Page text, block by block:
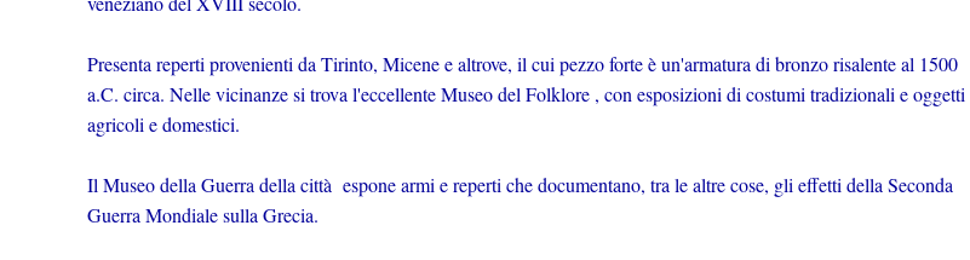
Presenta reperti provenienti da Tirinto, Micene e altrove, il cui pezzo forte è un'armatura di bronzo risalente al 1500
a.C. circa. Nelle vicinanze si trova l'eccellente Museo del Folklore , con esposizioni di costumi tradizionali e oggetti
agricoli e domestici.
Il Museo della Guerra della città espone armi e reperti che documentano, tra le altre cose, gli effetti della Seconda
Guerra Mondiale sulla Grecia.